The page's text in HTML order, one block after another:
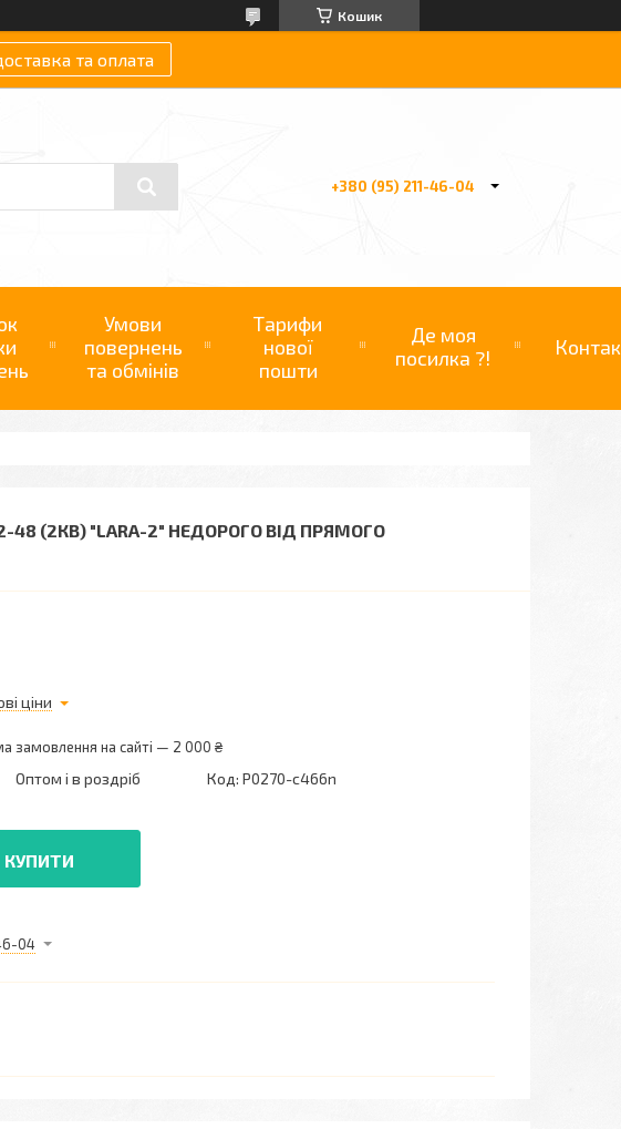
Кошик
та оплата
+380 (95) 211-46-04
Умови
повернень
та обмінів
Тарифи
нової
пошти
Де моя
посилка ?!
(2КВ) "LARA-2" НЕДОРОГО ВІД ПРЯМОГО
ціни
замовлення на сайті — 2 000 ₴
Оптом і в роздріб Код: P0270-с466n
КУПИТИ
04